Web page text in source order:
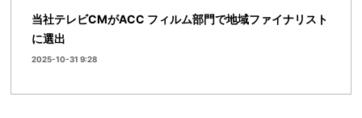
当社テレビCMがACC フィルム部門で地域ファイナリスト
に選出
2025-10-31 9:28